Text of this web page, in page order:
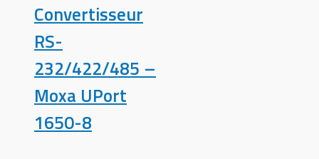
Convertisseur
RS-
232/422/485 –
Moxa UPort
1650-8